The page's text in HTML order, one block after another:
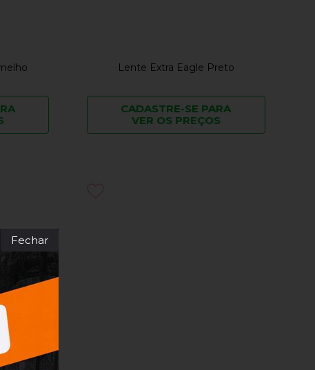
Lente Extra Eagle Preto
CADASTRE-SE PARA
VER OS PREÇOS
Fechar